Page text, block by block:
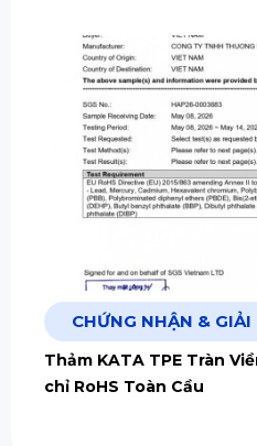
CHỨNG NHẬN & GIẢI
Thảm KATA TPE Tràn
chỉ RoHS Toàn Cầu